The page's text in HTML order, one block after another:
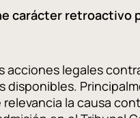
carácter retroactivo
legales
disponibles.
la causa